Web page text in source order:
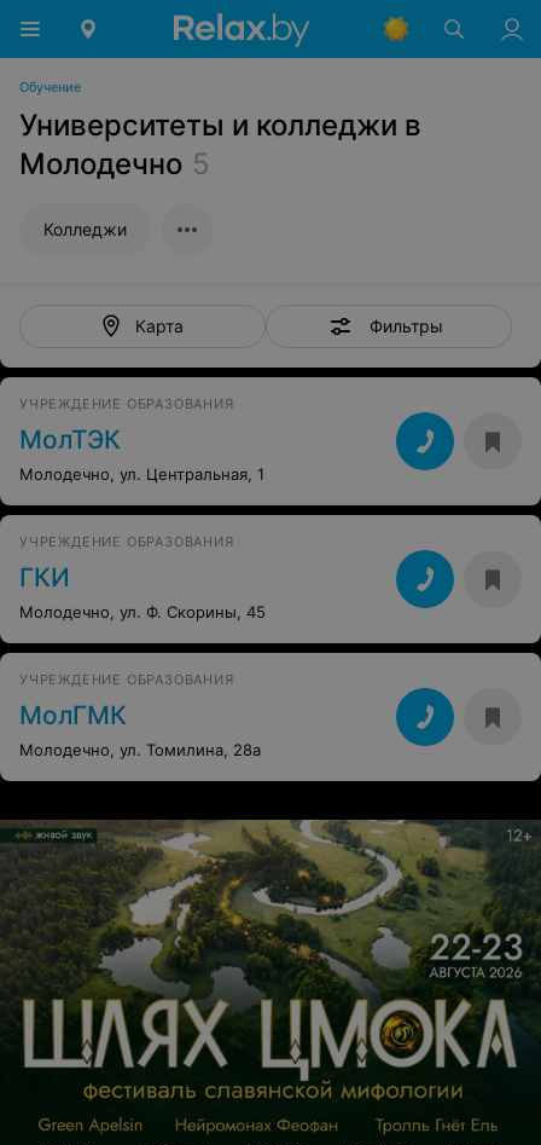
Обучение
Университеты и колледжи в
Молодечно 5
Колледжи
Карта Фильтры
УЧРЕЖДЕНИЕ ОБРАЗОВАНИЯ
МолТЭК
Молодечно, ул. Центральная, 1
УЧРЕЖДЕНИЕ ОБРАЗОВАНИЯ
ГКИ
Молодечно, ул. Ф. Скорины, 45
УЧРЕЖДЕНИЕ ОБРАЗОВАНИЯ
МолГМК
Молодечно, ул. Томилина, 28а